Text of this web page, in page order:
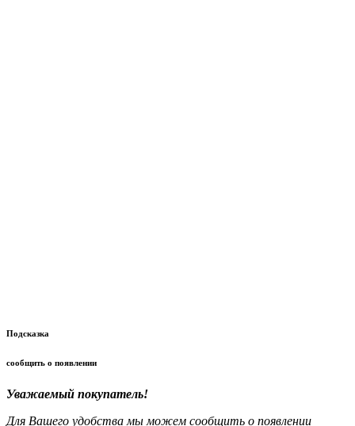
Подсказка
сообщить о появлении
Уважаемый покупатель!
Для Вашего удобства мы можем сообщить о появлении